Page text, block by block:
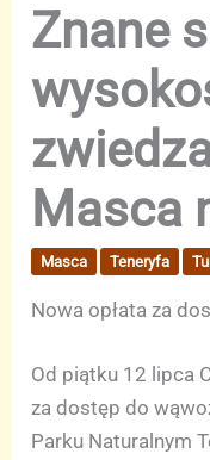
Znane
Masca
Masca Teneryfa
Nowa opłata za
Od piątku 12 lipca
za dostęp do
Parku Naturalnym